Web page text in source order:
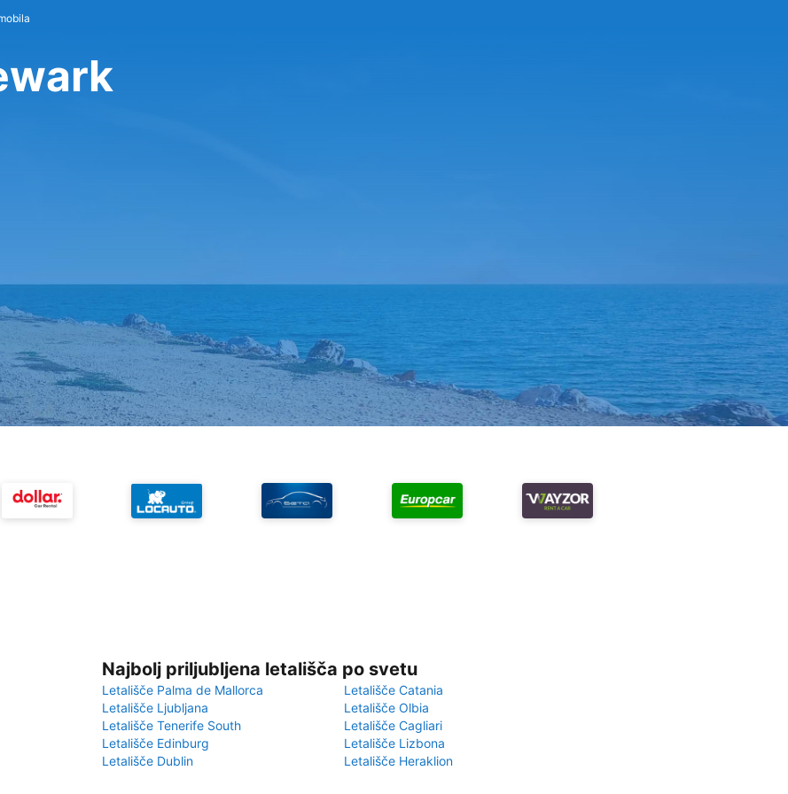
Najbolj priljubljena letališča po svetu
Letališče Palma de Mallorca
Letališče Catania
Letališče Ljubljana
Letališče Olbia
Letališče Tenerife South
Letališče Cagliari
Letališče Edinburg
Letališče Lizbona
Letališče Dublin
Letališče Heraklion